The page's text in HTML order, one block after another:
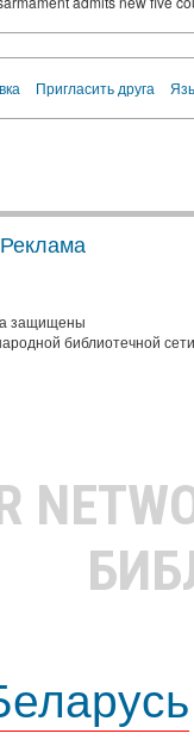
Пригласить друга
Реклама
защищены
библиотечной